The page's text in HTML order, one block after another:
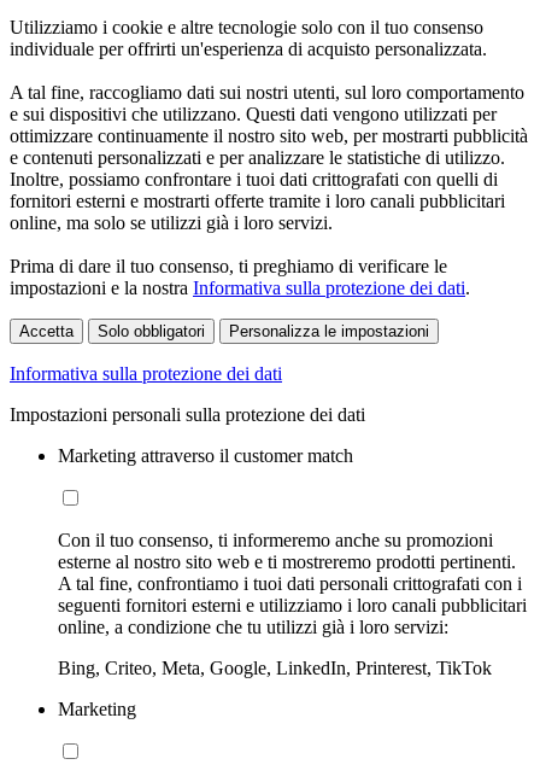
Utilizziamo i cookie e altre tecnologie solo con il tuo consenso
individuale per offrirti un'esperienza di acquisto personalizzata.
A tal fine, raccogliamo dati sui nostri utenti, sul loro comportamento
e sui dispositivi che utilizzano. Questi dati vengono utilizzati per
ottimizzare continuamente il nostro sito web, per mostrarti pubblicità
e contenuti personalizzati e per analizzare le statistiche di utilizzo.
Inoltre, possiamo confrontare i tuoi dati crittografati con quelli di
fornitori esterni e mostrarti offerte tramite i loro canali pubblicitari
online, ma solo se utilizzi già i loro servizi.
Prima di dare il tuo consenso, ti preghiamo di verificare le
impostazioni e la nostra Informativa sulla protezione dei dati.
Accetta Solo obbligatori Personalizza le impostazioni
Informativa sulla protezione dei dati
Impostazioni personali sulla protezione dei dati
Marketing attraverso il customer match
Con il tuo consenso, ti informeremo anche su promozioni
esterne al nostro sito web e ti mostreremo prodotti pertinenti.
A tal fine, confrontiamo i tuoi dati personali crittografati con i
seguenti fornitori esterni e utilizziamo i loro canali pubblicitari
online, a condizione che tu utilizzi già i loro servizi:
Bing, Criteo, Meta, Google, LinkedIn, Printerest, TikTok
Marketing